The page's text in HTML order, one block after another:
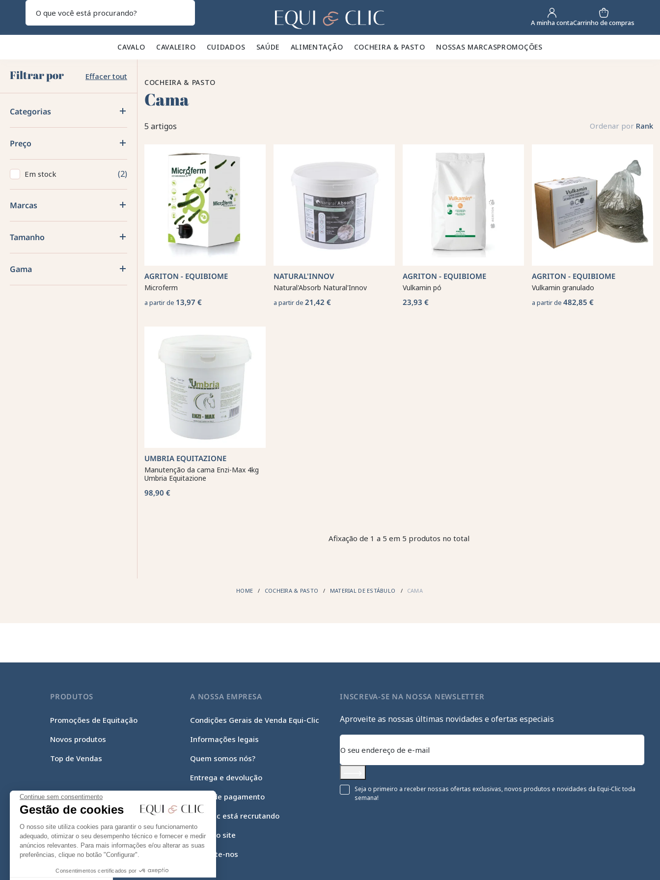
Continue sem consentimento
Gestão de cookies
O nosso site utiliza cookies para garantir o seu funcionamento
adequado, otimizar o seu desempenho técnico e fornecer e medir
anúncios relevantes. Para mais informações e/ou alterar as suas
preferências, clique no botão "Configurar".
Consentimentos certificados por
Lar A minha contaCarrinho de compras
CAVALO 🐎 CAVALEIRO 👕 CUIDADOS 🪮 SAÚDE ✨ ALIMENTAÇÃO 🥕 COCHEIRA & PASTO 🍃 NOSSAS MARCASPROMOÇÕES
Filtrar por Effacer tout
Categorias
Preço
Em stock 2
Marcas
Tamanho
Gama
COCHEIRA & PASTO
Cama
5 artigos Ordenar por Rank
AGRITON - EQUIBIOME
Microferm
a partir de 13,97 €
NATURAL'INNOV
Natural'Absorb Natural'Innov
a partir de 21,42 €
AGRITON - EQUIBIOME
Vulkamin pó
23,93 €
AGRITON - EQUIBIOME
Vulkamin granulado
a partir de 482,85 €
UMBRIA EQUITAZIONE
Manutenção da cama Enzi-Max 4kg
Umbria Equitazione
98,90 €
Afixação de 1 a 5 em 5 produtos no total
HOME COCHEIRA & PASTO MATERIAL DE ESTÁBULO CAMA
PRODUTOS
Promoções de Equitação
Novos produtos
Top de Vendas
A NOSSA EMPRESA
Condições Gerais de Venda Equi-Clic
Informações legais
Quem somos nós?
Entrega e devolução
Meios de pagamento
Equi-Clic está recrutando
Mapa do site
Contacte-nos
INSCREVA-SE NA NOSSA NEWSLETTER
Aproveite as nossas últimas novidades e ofertas especiais
Subscrever
Seja o primeiro a receber nossas ofertas exclusivas, novos produtos e novidades da Equi-Clic toda
semana!